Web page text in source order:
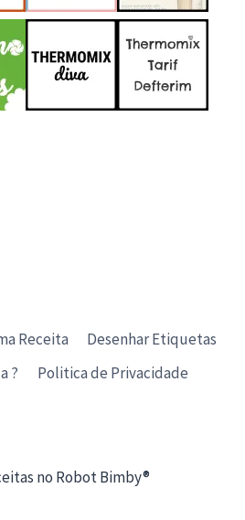
Receita
Desenhar Etiquetas
?
Politica de Privacidade
no Robot Bimby®